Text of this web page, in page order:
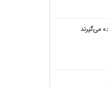
می‌گیرند